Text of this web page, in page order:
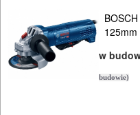
125mm
w
budowie)